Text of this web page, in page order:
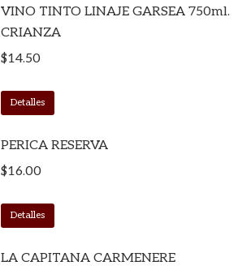
VINO TINTO LINAJE GARSEA 750ml.
CRIANZA
$14.50
Detalles
PERICA RESERVA
$16.00
Detalles
LA CAPITANA CARMENERE